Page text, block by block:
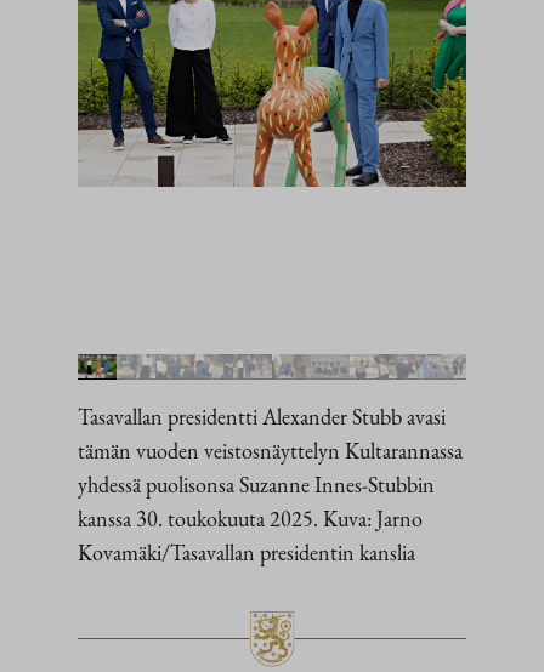
Tasavallan presidentti Alexander Stubb avasi
tämän vuoden veistosnäyttelyn Kultarannassa
yhdessä puolisonsa Suzanne Innes-Stubbin
kanssa 30. toukokuuta 2025. Kuva: Jarno
Kovamäki/Tasavallan presidentin kanslia